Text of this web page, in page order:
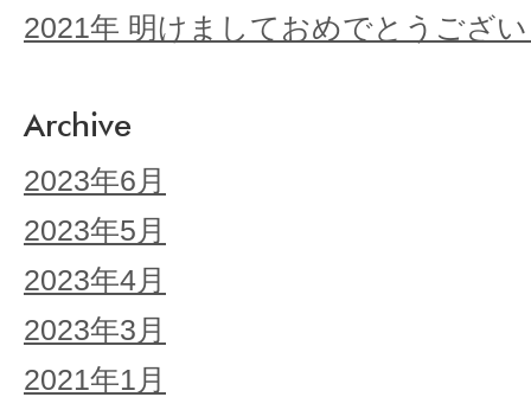
2021年 明けましておめでとうござ
Archive
2023年6月
2023年5月
2023年4月
2023年3月
2021年1月